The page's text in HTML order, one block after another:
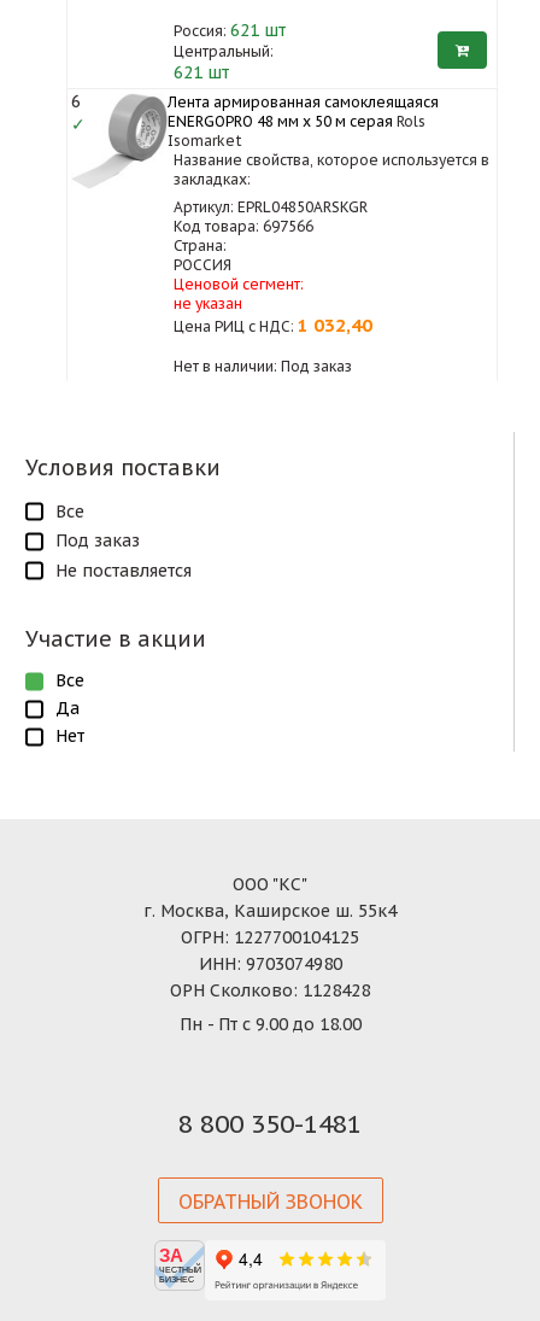
Условия поставки
Все
Под заказ
Не поставляется
Участие в акции
Все
Да
Нет
Россия: 621 шт
Центральный:
621 шт
6
✓
Лента армированная самоклеящаяся
ENERGOPRO 48 мм х 50 м серая Rols
Isomarket
Название свойства, которое используется в
закладках:
Артикул: EPRL04850ARSKGR
Код товара: 697566
Страна:
РОССИЯ
Ценовой сегмент:
не указан
Цена РИЦ с НДС: 1 032,40
Нет в наличии: Под заказ
ООО "КС"
г. Москва, Каширское ш. 55к4
ОГРН: 1227700104125
ИНН: 9703074980
ОРН Сколково: 1128428
Пн - Пт с 9.00 до 18.00
8 800 350-1481
ОБРАТНЫЙ ЗВОНОК
ЗА
ЧЕСТНЫЙ
БИЗНЕС